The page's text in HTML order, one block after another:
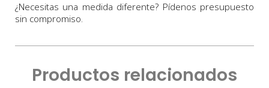
¿Necesitas una medida diferente? Pídenos presupuesto
sin compromiso.
Productos relacionados